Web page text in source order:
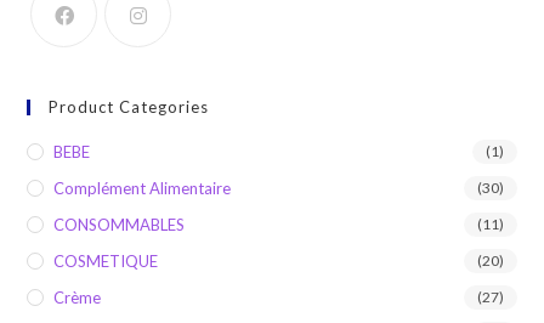
Product Categories
BEBE (1)
Complément Alimentaire (30)
CONSOMMABLES (11)
COSMETIQUE (20)
Crème (27)